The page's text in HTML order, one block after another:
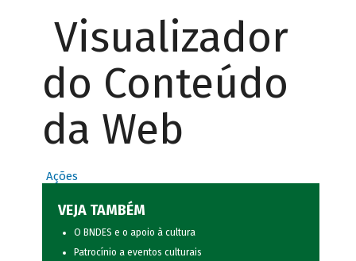
Visualizador
do Conteúdo
da Web
Ações
VEJA TAMBÉM
O BNDES e o apoio à cultura
Patrocínio a eventos culturais